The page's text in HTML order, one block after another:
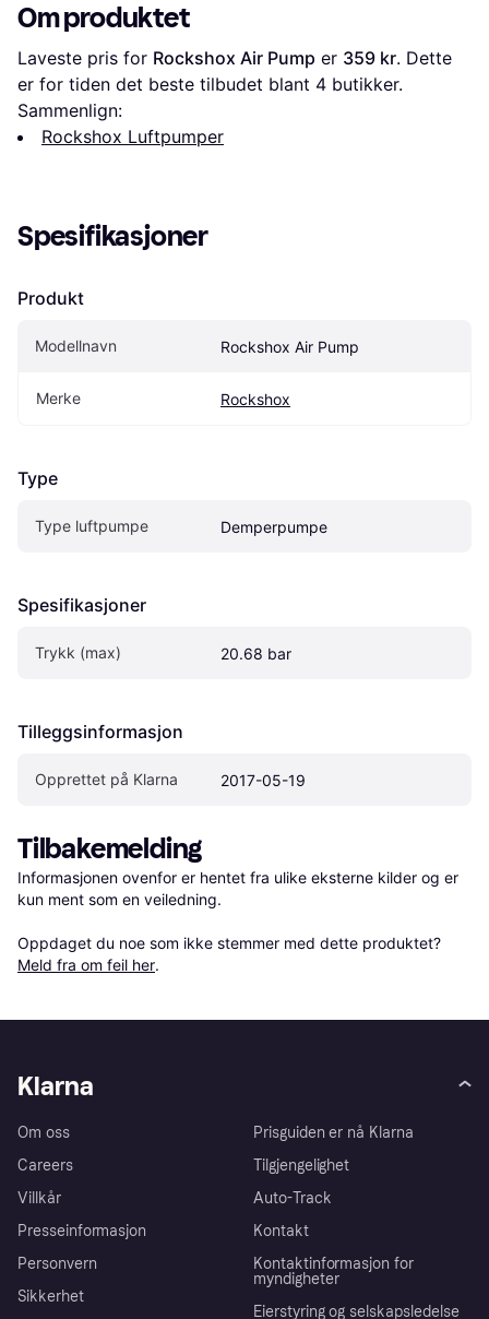
Om produktet
Laveste pris for Rockshox Air Pump er 359 kr. Dette
er for tiden det beste tilbudet blant 4 butikker.
Sammenlign:
Rockshox Luftpumper
Spesifikasjoner
Produkt
Modellnavn Rockshox Air Pump
Merke Rockshox
Type
Type luftpumpe Demperpumpe
Spesifikasjoner
Trykk (max) 20.68 bar
Tilleggsinformasjon
Opprettet på Klarna 2017-05-19
Tilbakemelding
Informasjonen ovenfor er hentet fra ulike eksterne kilder og er
kun ment som en veiledning.
Oppdaget du noe som ikke stemmer med dette produktet?
Meld fra om feil her.
Klarna
Om oss
Careers
Villkår
Presseinformasjon
Personvern
Sikkerhet
Prisguiden er nå Klarna
Tilgjengelighet
Auto-Track
Kontakt
Kontaktinformasjon for
myndigheter
Eierstyring og selskapsledelse